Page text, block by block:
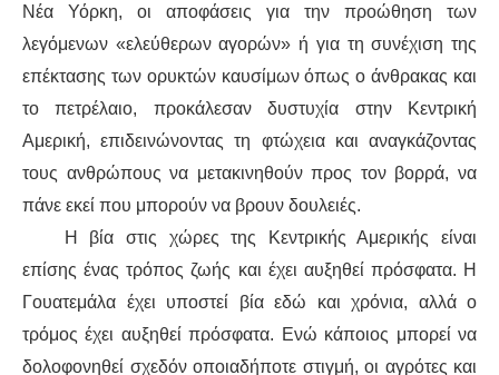
Νέα Υόρκη, οι αποφάσεις για την προώθηση των
λεγόμενων «ελεύθερων αγορών» ή για τη συνέχιση της
επέκτασης των ορυκτών καυσίμων όπως ο άνθρακας και
το πετρέλαιο, προκάλεσανδυστυχία στην Κεντρική
Αμερική, επιδεινώνοντας τη φτώχεια και αναγκάζοντας
τους ανθρώπους να μετακινηθούν προς τον βορρά, να
πάνε εκεί που μπορούν να βρουν δουλειές.
Η βία στις χώρες της Κεντρικής Αμερικής είναι
επίσης ένας τρόπος ζωής και έχει αυξηθεί πρόσφατα. Η
Γουατεμάλα έχει υποστεί βίαεδώ και χρόνια, αλλά ο
τρόμος έχει αυξηθεί πρόσφατα. Ενώ κάποιος μπορεί να
δολοφονηθεί σχεδόν οποιαδήποτε στιγμή, οι αγρότες και